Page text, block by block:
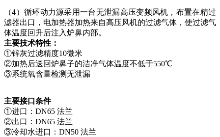
（4）循环动力源采用一台无泄漏高压变频风机，布置在精过
滤器出口，电加热器加热来自高压风机的过滤气体，使过滤气
体温度回升后注入炉鼻内部。
主要技术特性：
①锌灰过滤精度10微米
②加热后送回炉鼻子的洁净气体温度不低于550℃
③系统氧含量检测无泄漏
主要接口条件
①进口：DN65 法兰
②出口：DN65 法兰
③冷却水进口：DN50 法兰